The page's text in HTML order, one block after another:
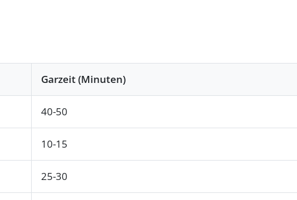
Garzeit (Minuten)
40-50
10-15
25-30